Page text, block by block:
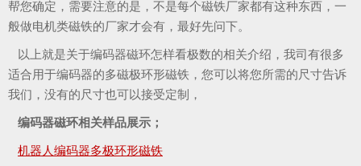
帮您确定，需要注意的是，不是每个磁铁厂家都有这种东西，一
般做电机类磁铁的厂家才会有，最好先问下。
以上就是关于编码器磁环怎样看极数的相关介绍，我司有很多
适合用于编码器的多磁极环形磁铁，您可以将您所需的尺寸告诉
我们，没有的尺寸也可以接受定制，
编码器磁环相关样品展示；
机器人编码器多极环形磁铁